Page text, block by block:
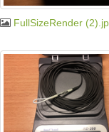
FullSizeRender